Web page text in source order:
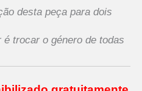
desta peça para dois
trocar o género de todas